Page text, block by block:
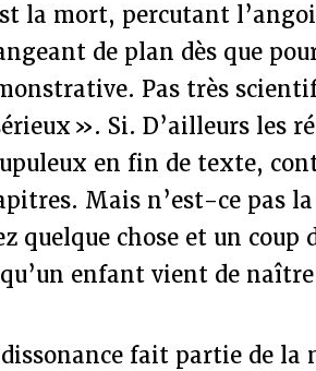
la mort, percutant
de plan dès que
Pas très
». Si. D’ailleurs les
en fin de texte,
Mais n’est-ce pas
quelque chose et un
enfant vient de
fait partie de la